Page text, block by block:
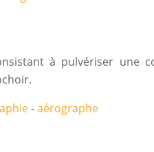
à pulvériser une
-aérographe